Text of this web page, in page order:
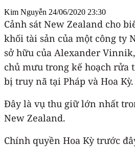
Kim Nguyễn 24/06/2020 23:30
Cảnh sát New Zealand cho
khối tài sản của một công ty
sở hữu của Alexander
chủ mưu trong kế hoạch rửa
bị truy nã tại Pháp và Hoa Kỳ.
Đây là vụ thu giữ lớn nhất
New Zealand.
Chính quyền Hoa Kỳ trước